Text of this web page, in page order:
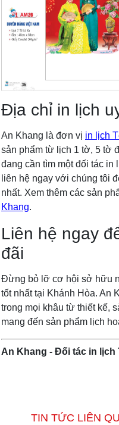
Địa chỉ in lịch
An Khang là đơn vị in lịch
sản phẩm từ lịch 1 tờ, 5 tờ
đang cần tìm một đối tác
liên hệ ngay với chúng tôi
nhất. Xem thêm các sản
Khang.
Liên hệ ngay
đãi
Đừng bỏ lỡ cơ hội sở hữu
tốt nhất tại Khánh Hòa. An
trong mọi khâu từ thiết kế,
mang đến sản phẩm lịch
An Khang - Đối tác in
TIN TỨC LIÊN